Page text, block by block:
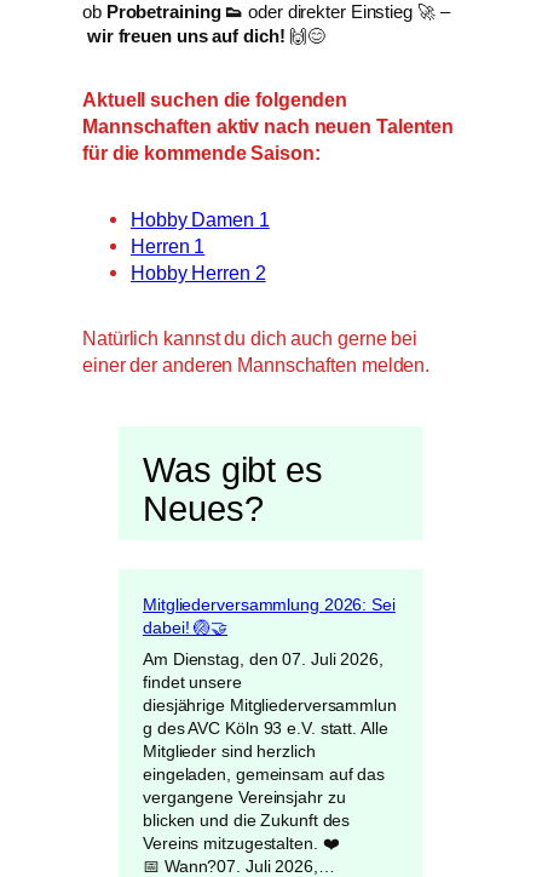
ob Probetraining 👟 oder direkter Einstieg 🚀 –
wir freuen uns auf dich! 🙌😊
Aktuell suchen die folgenden
Mannschaften aktiv nach neuen Talenten
für die kommende Saison:
Hobby Damen 1
Herren 1
Hobby Herren 2
Natürlich kannst du dich auch gerne bei
einer der anderen Mannschaften melden.
Was gibt es
Neues?
Mitgliederversammlung 2026: Sei
dabei! 🏐🤝
Am Dienstag, den 07. Juli 2026,
findet unsere
diesjährige Mitgliederversammlun
g des AVC Köln 93 e.V. statt. Alle
Mitglieder sind herzlich
eingeladen, gemeinsam auf das
vergangene Vereinsjahr zu
blicken und die Zukunft des
Vereins mitzugestalten. ❤️
📅 Wann?07. Juli 2026,…